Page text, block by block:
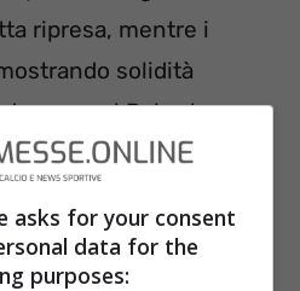
ripresa, mentre i
solidità
ex, quel Robert
lasciato il Bayern
asks for your consent
data for the
purposes: